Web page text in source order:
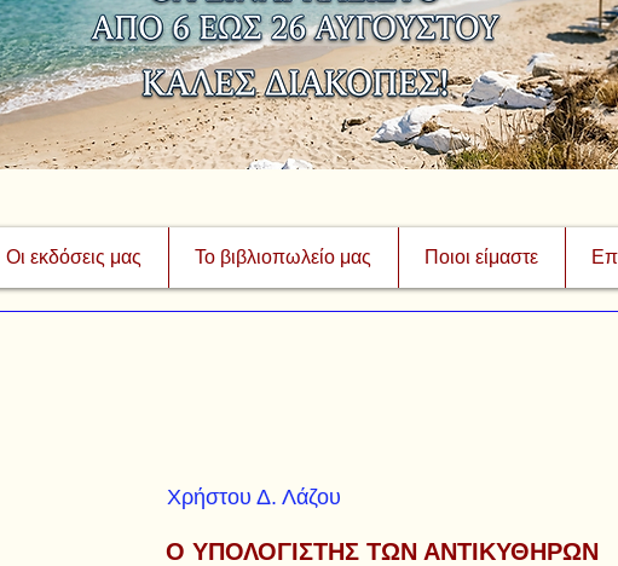
Οι εκδόσεις μας Το βιβλιοπωλείο μας Ποιοι είμαστε
Χρήστου Δ. Λάζου
Ο ΥΠΟΛΟΓΙΣΤΗΣ ΤΩΝ ΑΝΤΙΚΥΘΗΡΩΝ